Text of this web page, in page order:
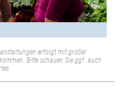
erfolgt mit großer
Bitte schauen Sie ggf. auch